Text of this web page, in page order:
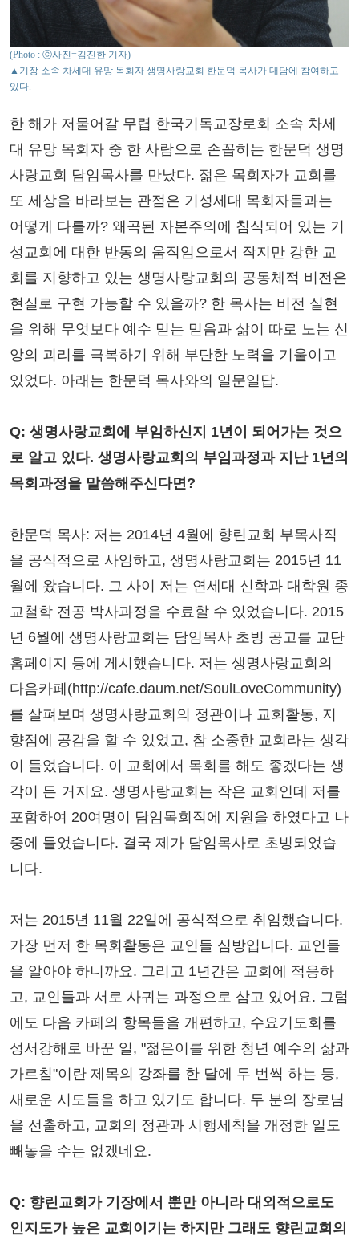
(Photo : ⓒ사진=김진한 기자)
▲기장 소속 차세대 유망 목회자 생명사랑교회 한문덕 목사가 대담에 참여하고
있다.
한 해가 저물어갈 무렵 한국기독교장로회 소속 차세
대 유망 목회자 중 한 사람으로 손꼽히는 한문덕 생명
사랑교회 담임목사를 만났다. 젊은 목회자가 교회를
또 세상을 바라보는 관점은 기성세대 목회자들과는
어떻게 다를까? 왜곡된 자본주의에 침식되어 있는 기
성교회에 대한 반동의 움직임으로서 작지만 강한 교
회를 지향하고 있는 생명사랑교회의 공동체적 비전은
현실로 구현 가능할 수 있을까? 한 목사는 비전 실현
을 위해 무엇보다 예수 믿는 믿음과 삶이 따로 노는 신
앙의 괴리를 극복하기 위해 부단한 노력을 기울이고
있었다. 아래는 한문덕 목사와의 일문일답.
Q: 생명사랑교회에 부임하신지 1년이 되어가는 것으
로 알고 있다. 생명사랑교회의 부임과정과 지난 1년의
목회과정을 말씀해주신다면?
한문덕 목사: 저는 2014년 4월에 향린교회 부목사직
을 공식적으로 사임하고, 생명사랑교회는 2015년 11
월에 왔습니다. 그 사이 저는 연세대 신학과 대학원 종
교철학 전공 박사과정을 수료할 수 있었습니다. 2015
년 6월에 생명사랑교회는 담임목사 초빙 공고를 교단
홈페이지 등에 게시했습니다. 저는 생명사랑교회의
다음카페(http://cafe.daum.net/SoulLoveCommunity)
를 살펴보며 생명사랑교회의 정관이나 교회활동, 지
향점에 공감을 할 수 있었고, 참 소중한 교회라는 생각
이 들었습니다. 이 교회에서 목회를 해도 좋겠다는 생
각이 든 거지요. 생명사랑교회는 작은 교회인데 저를
포함하여 20여명이 담임목회직에 지원을 하였다고 나
중에 들었습니다. 결국 제가 담임목사로 초빙되었습
니다.
저는 2015년 11월 22일에 공식적으로 취임했습니다.
가장 먼저 한 목회활동은 교인들 심방입니다. 교인들
을 알아야 하니까요. 그리고 1년간은 교회에 적응하
고, 교인들과 서로 사귀는 과정으로 삼고 있어요. 그럼
에도 다음 카페의 항목들을 개편하고, 수요기도회를
성서강해로 바꾼 일, "젊은이를 위한 청년 예수의 삶과
가르침"이란 제목의 강좌를 한 달에 두 번씩 하는 등,
새로운 시도들을 하고 있기도 합니다. 두 분의 장로님
을 선출하고, 교회의 정관과 시행세칙을 개정한 일도
빼놓을 수는 없겠네요.
Q: 향린교회가 기장에서 뿐만 아니라 대외적으로도
인지도가 높은 교회이기는 하지만 그래도 향린교회의